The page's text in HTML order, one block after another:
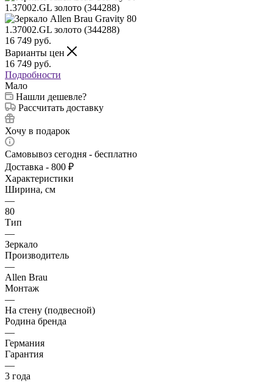
16 749 руб.
Варианты цен
16 749 руб.
Подробности
Мало
Нашли дешевле?
Рассчитать доставку
Хочу в подарок
Самовывоз сегодня - бесплатно
Доставка - 800 ₽
Характеристики
Ширина, см
—
80
Тип
—
Зеркало
Производитель
—
Allen Brau
Монтаж
—
На стену (подвесной)
Родина бренда
—
Германия
Гарантия
—
3 года